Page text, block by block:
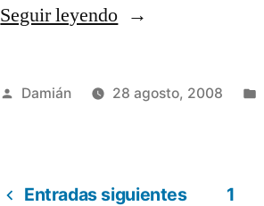
Seguir leyendo«Backup
bases
en
Publicado
Damián 28 agosto, 2008
Entradas siguientes 1